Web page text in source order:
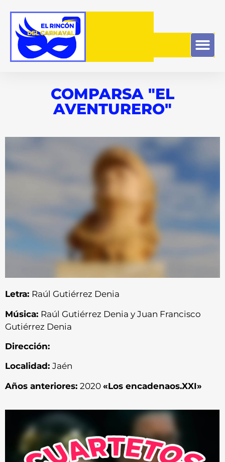
COMPARSA "EL
AVENTURERO"
Letra: Raúl Gutiérrez Denia
Música: Raúl Gutiérrez Denia y Juan Francisco
Gutiérrez Denia
Dirección:
Localidad: Jaén
Años anteriores: 2020 «Los encadenaos.XXI»